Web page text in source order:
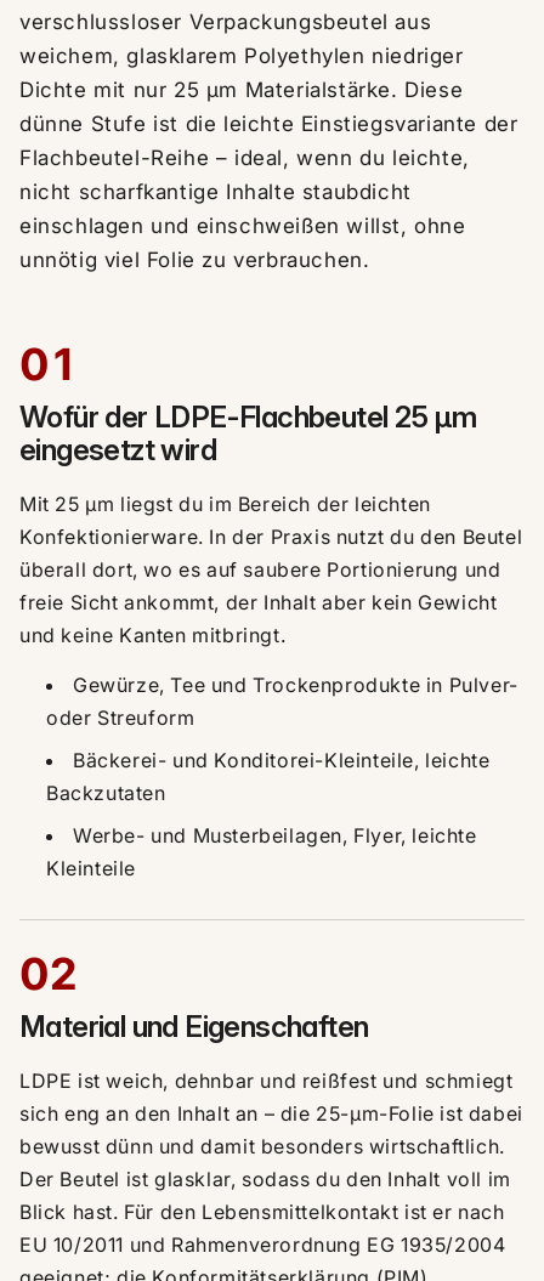
verschlussloser Verpackungsbeutel aus
weichem, glasklarem Polyethylen niedriger
Dichte mit nur 25 µm Materialstärke. Diese
dünne Stufe ist die leichte Einstiegsvariante der
Flachbeutel-Reihe – ideal, wenn du leichte,
nicht scharfkantige Inhalte staubdicht
einschlagen und einschweißen willst, ohne
unnötig viel Folie zu verbrauchen.
01
Wofür der LDPE-Flachbeutel 25 µm
eingesetzt wird
Mit 25 µm liegst du im Bereich der leichten
Konfektionierware. In der Praxis nutzt du den Beutel
überall dort, wo es auf saubere Portionierung und
freie Sicht ankommt, der Inhalt aber kein Gewicht
und keine Kanten mitbringt.
Gewürze, Tee und Trockenprodukte in Pulver-
oder Streuform
Bäckerei- und Konditorei-Kleinteile, leichte
Backzutaten
Werbe- und Musterbeilagen, Flyer, leichte
Kleinteile
02
Material und Eigenschaften
LDPE ist weich, dehnbar und reißfest und schmiegt
sich eng an den Inhalt an – die 25-µm-Folie ist dabei
bewusst dünn und damit besonders wirtschaftlich.
Der Beutel ist glasklar, sodass du den Inhalt voll im
Blick hast. Für den Lebensmittelkontakt ist er nach
EU 10/2011 und Rahmenverordnung EG 1935/2004